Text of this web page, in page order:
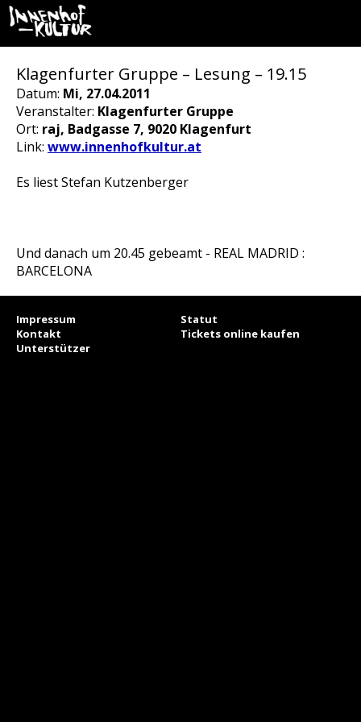
Klagenfurter Gruppe – Lesung – 19.15
Datum: Mi, 27.04.2011
Veranstalter: Klagenfurter Gruppe
Ort: raj, Badgasse 7, 9020 Klagenfurt
Link: www.innenhofkultur.at
Es liest Stefan Kutzenberger
Und danach um 20.45 gebeamt - REAL MADRID :
BARCELONA
Impressum
Statut
Kontakt
Tickets online kaufen
Unterstützer